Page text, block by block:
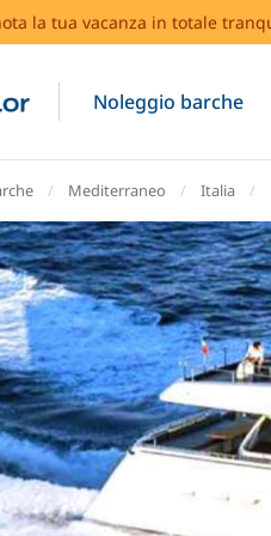
la tua vacanza in totale
Noleggio barche
Mediterraneo Italia